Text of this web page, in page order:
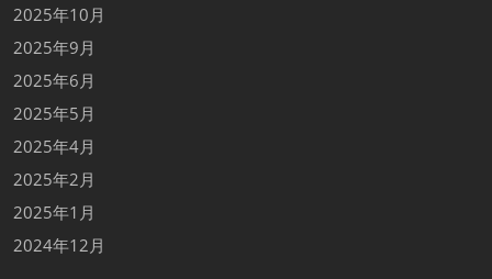
2025年10月
2025年9月
2025年6月
2025年5月
2025年4月
2025年2月
2025年1月
2024年12月